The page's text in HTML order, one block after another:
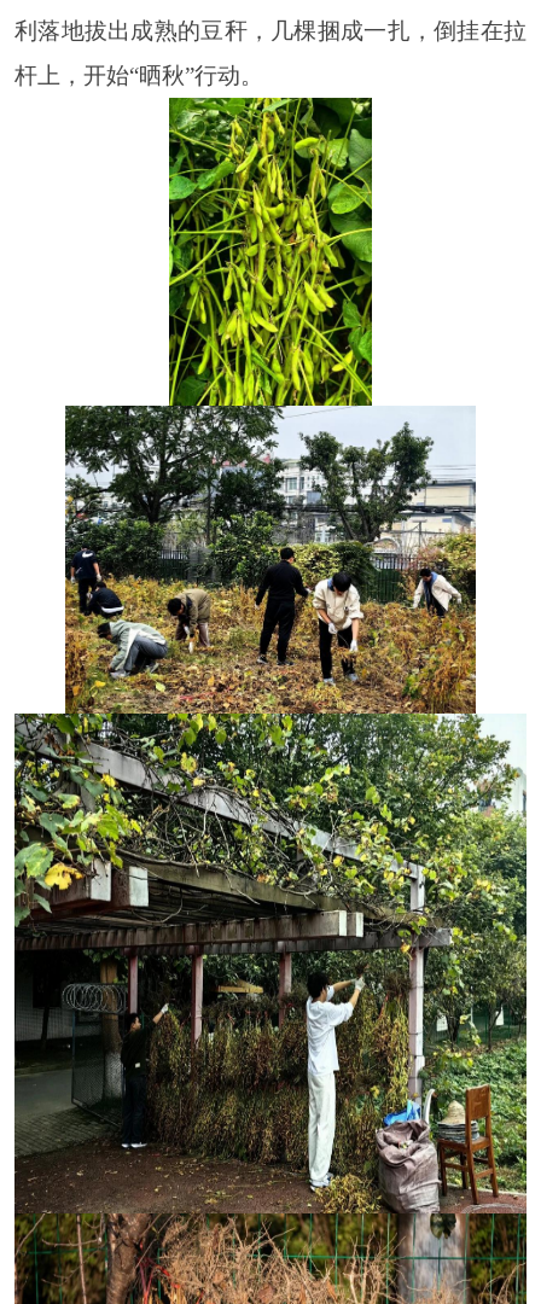
利落地拔出成熟的豆秆，几棵捆成一扎，倒挂在拉
杆上，开始“晒秋”行动。